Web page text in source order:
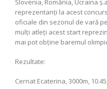
Slovenia, România, Ucraina
reprezentanți la acest
oficiale din sezonul de vară
mulți atleți acest start
mai pot obține baremul
Rezultate:
Cernat Ecaterina, 3000m,